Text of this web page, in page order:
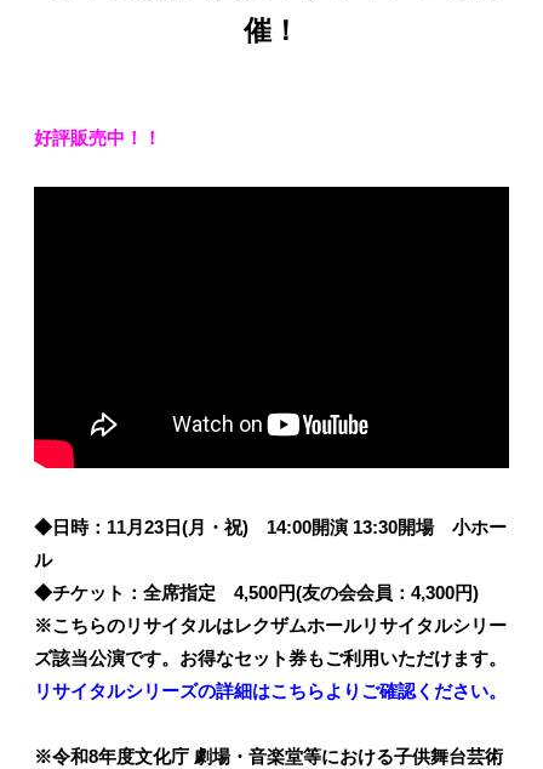
催！
好評販売中！！
◆日時：11月23日(月・祝) 14:00開演 13:30開場 小ホー
ル
◆チケット：全席指定 4,500円(友の会会員：4,300円)
※こちらのリサイタルはレクザムホールリサイタルシリー
ズ該当公演です。お得なセット券もご利用いただけます。
リサイタルシリーズの詳細はこちらよりご確認ください。
※令和8年度文化庁 劇場・音楽堂等における子供舞台芸術